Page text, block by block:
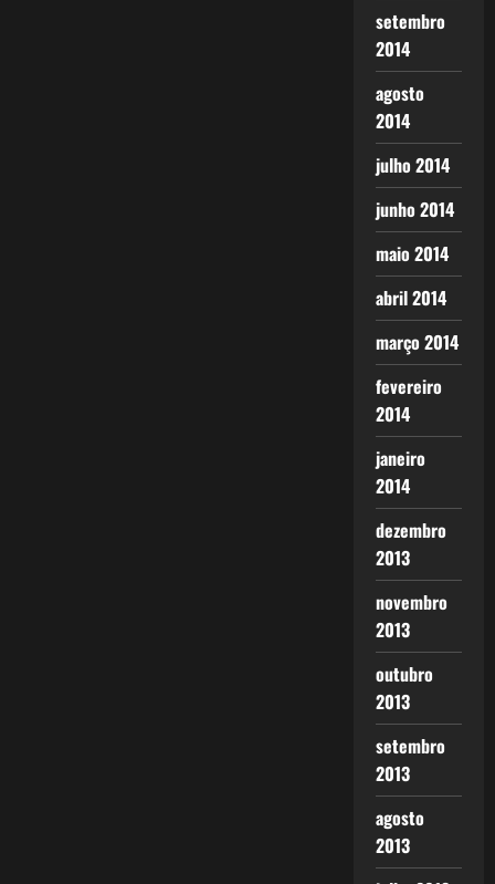
setembro
2014
agosto
2014
julho 2014
junho 2014
maio 2014
abril 2014
março 2014
fevereiro
2014
janeiro
2014
dezembro
2013
novembro
2013
outubro
2013
setembro
2013
agosto
2013